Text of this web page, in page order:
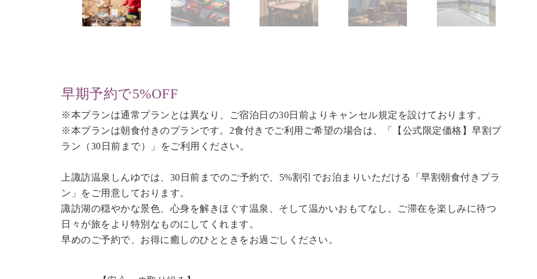
早期予約で5%OFF
※本プランは通常プランとは異なり、ご宿泊日の30日前よりキャンセル規定を設けております。
※本プランは朝食付きのプランです。2食付きでご利用ご希望の場合は、「
【公式限定価格】早割プ
ラン（30日前まで）
」をご利用ください。
上諏訪温泉しんゆでは、30日前までのご予約で、5%割引でお泊まりいただける「早割朝食付きプラ
ン」をご用意しております。
諏訪湖の穏やかな景色、心身を解きほぐす温泉、そして温かいおもてなし。ご滞在を楽しみに待つ
日々が旅をより特別なものにしてくれます。
早めのご予約で、お得に癒しのひとときをお過ごしください。